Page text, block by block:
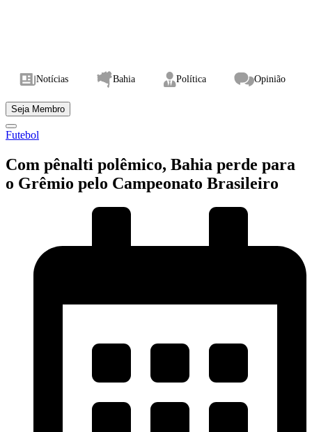
Notícias Bahia Política Opinião
Seja Membro
Futebol
Com pênalti polêmico, Bahia perde para
o Grêmio pelo Campeonato Brasileiro